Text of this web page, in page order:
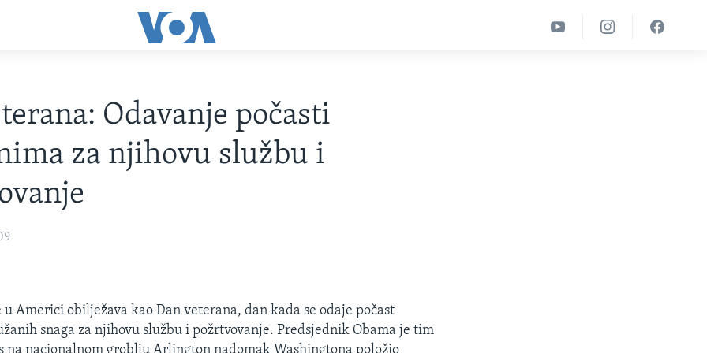
Odavanje počasti
za njihovu službu i
u Americi obilježava kao Dan veterana, dan kada se odaje počast
snaga za njihovu službu i požrtvovanje. Predsjednik Obama je tim